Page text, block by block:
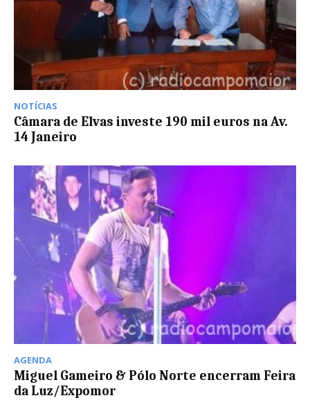
NOTÍCIAS
Câmara de Elvas investe 190 mil euros na Av.
14 Janeiro
AGENDA
Miguel Gameiro & Pólo Norte encerram Feira
da Luz/Expomor